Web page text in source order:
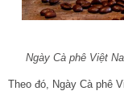
Ngày Cà phê Việt
Theo đó, Ngày Cà phê